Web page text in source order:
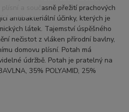
a současně přežití prachových
antibakteriální účinky, kterých je
látek. Tajemství úspěšného
nečistot z vláken přírodní bavlny,
domovu plísní. Potah má
údržbě. Potah je pratelný na
35% POLYAMID, 25%